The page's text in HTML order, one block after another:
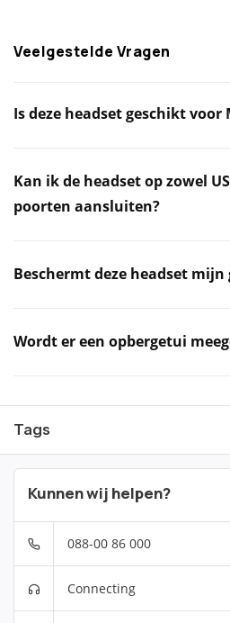
Veelgestelde Vragen
Is deze headset geschikt voor
Kan ik de headset op zowel
poorten aansluiten?
Beschermt deze headset mijn
Wordt er een opbergetui
Tags
Kunnen wij helpen?
088-00 86 000
Connecting